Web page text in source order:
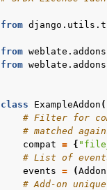
from
from
from
class ExampleAddon (
# Filter for
# matched
compat = {
# List of
events = (
# Add-on